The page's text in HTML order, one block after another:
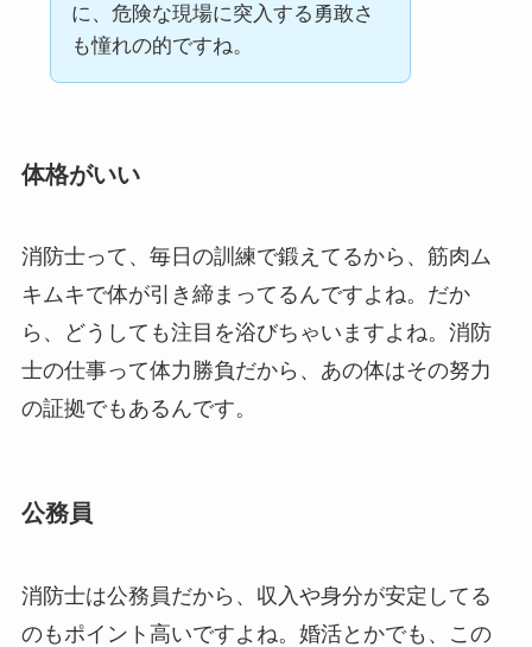
に、危険な現場に突入する勇敢さ
も憧れの的ですね。
体格がいい
消防士って、毎日の訓練で鍛えてるから、筋肉ム
キムキで体が引き締まってるんですよね。だか
ら、どうしても注目を浴びちゃいますよね。消防
士の仕事って体力勝負だから、あの体はその努力
の証拠でもあるんです。
公務員
消防士は公務員だから、収入や身分が安定してる
のもポイント高いですよね。婚活とかでも、この